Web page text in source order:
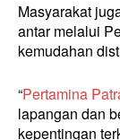
Masyarakat
antar melalui
kemudahan
“Pertamina
lapangan dan
kepentingan